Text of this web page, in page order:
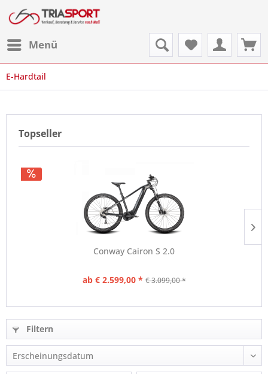
Menü
E-Hardtail
Topseller
Conway Cairon S 2.0
ab € 2.599,00 * € 3.099,00 *
Filtern